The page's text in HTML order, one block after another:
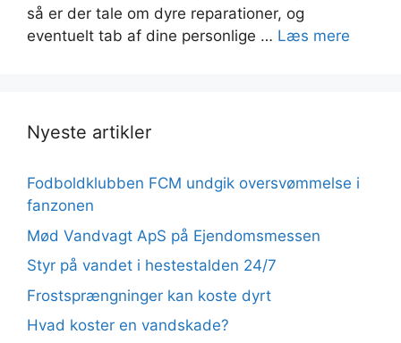
så er der tale om dyre reparationer, og
eventuelt tab af dine personlige … Læs mere
Nyeste artikler
Fodboldklubben FCM undgik oversvømmelse i
fanzonen
Mød Vandvagt ApS på Ejendomsmessen
Styr på vandet i hestestalden 24/7
Frostsprængninger kan koste dyrt
Hvad koster en vandskade?